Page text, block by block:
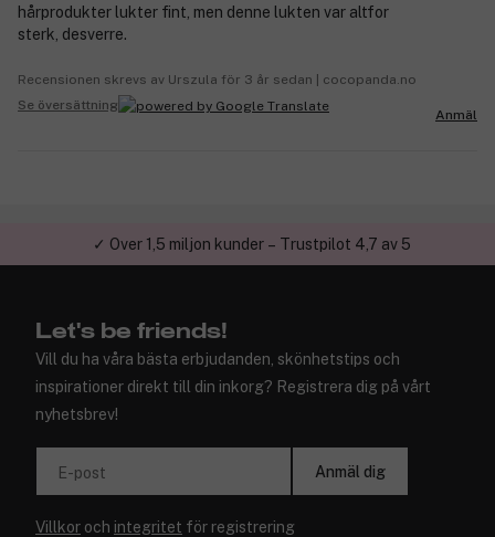
hårprodukter lukter fint, men denne lukten var altfor
sterk, desverre.
Recensionen skrevs av Urszula för 3 år sedan | cocopanda.no
Se översättning
Anmäl
✓ Över 1,5 miljon kunder – Trustpilot 4,7 av 5
Let's be friends!
Vill du ha våra bästa erbjudanden, skönhetstips och
inspirationer direkt till din inkorg? Registrera dig på vårt
nyhetsbrev!
E-post Anmäl dig
Villkor och integritet för registrering